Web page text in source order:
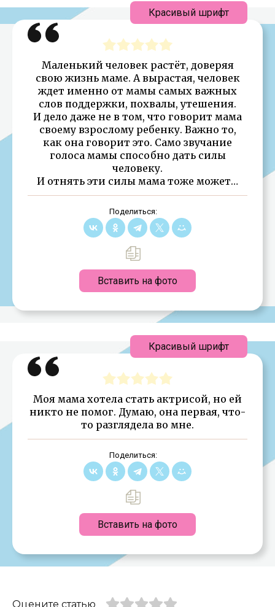
Маленький человек растёт, доверяя
свою жизнь маме. А вырастая, человек
ждет именно от мамы самых важных
слов поддержки, похвалы, утешения.
И дело даже не в том, что говорит мама
своему взрослому ребенку. Важно то,
как она говорит это. Само звучание
голоса мамы способно дать силы
человеку.
И отнять эти силы мама тоже может…
Поделиться:
Вставить на фото
Красивый шрифт
Моя мама хотела стать актрисой, но ей
никто не помог. Думаю, она первая, что-
то разглядела во мне.
Поделиться:
Вставить на фото
Красивый шрифт
Оцените статью